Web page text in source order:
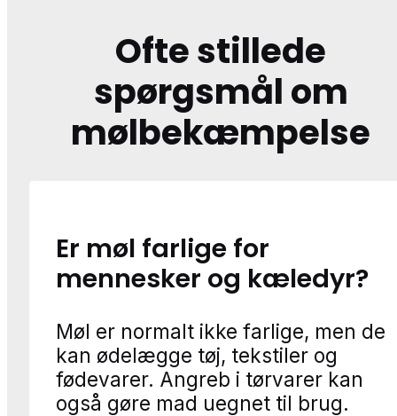
Ofte stillede
spørgsmål om
mølbekæmpelse
Er møl farlige for
mennesker og kæledyr?
Møl er normalt ikke farlige, men de
kan ødelægge tøj, tekstiler og
fødevarer. Angreb i tørvarer kan
også gøre mad uegnet til brug.